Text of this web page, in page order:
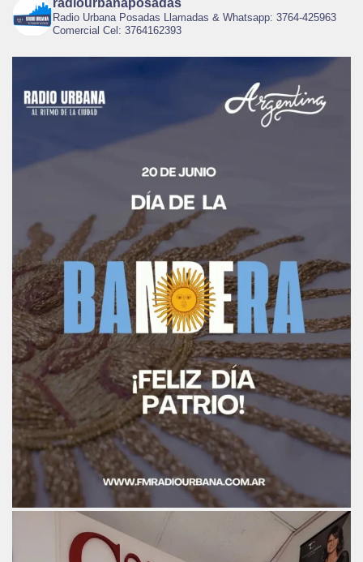
Radio Urbana Posadas Llamadas & Whatsapp: 3764-425963
Comercial Cel: 3764162393